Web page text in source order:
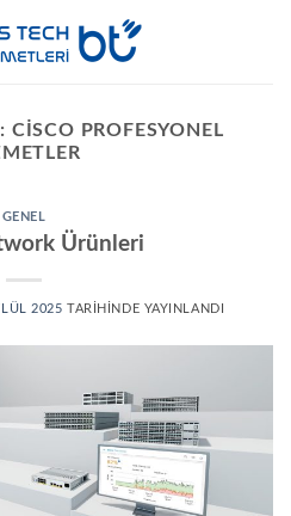
CISCO PROFESYONEL
GENEL
Ürünleri
2025 TARIHINDE YAYINLANDI